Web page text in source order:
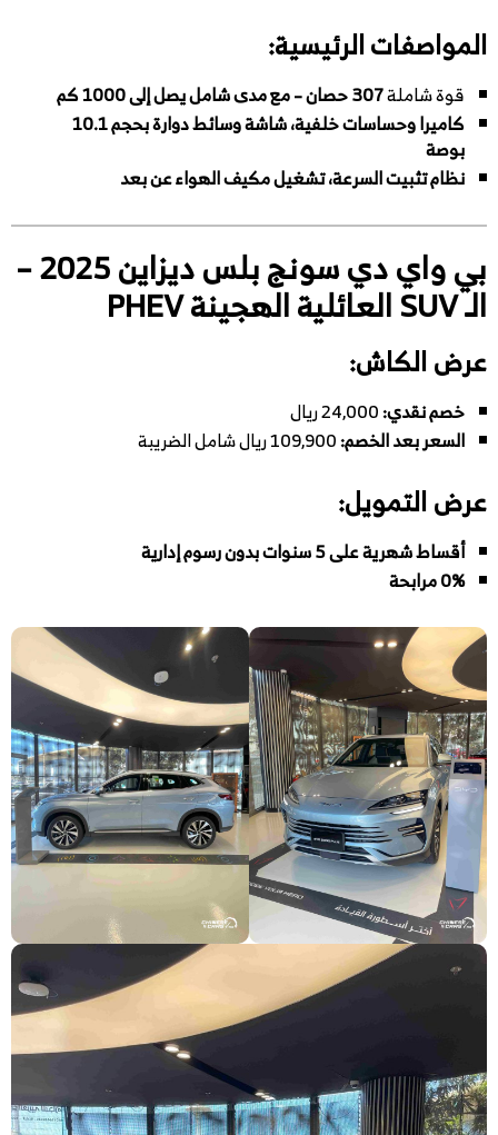
المواصفات الرئيسية:
قوة شاملة307 حصان – مع مدى شامل يصل إلى 1000 كم
كاميرا وحساسات خلفية، شاشة وسائط دوارة بحجم 10.1
بوصة
نظام تثبيت السرعة، تشغيل مكيف الهواء عن بعد
بي واي دي سونج بلس ديزاين 2025 –
الـ SUV العائلية الهجينة PHEV
عرض الكاش:
خصم نقدي:
السعر بعد الخصم:
عرض التمويل:
أقساط شهرية على 5 سنوات بدون رسوم إدارية
0% مرابحة